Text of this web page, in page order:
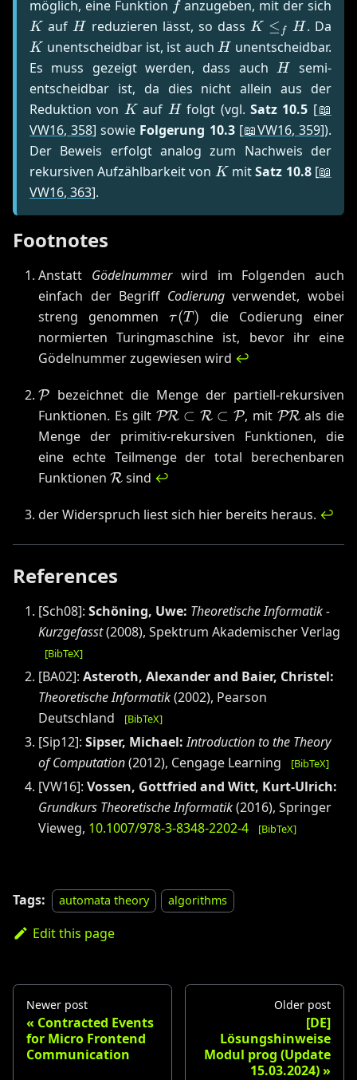
möglich, eine Funktion ffanzugeben, mit der sich
K aufH
H reduzieren lässt, so dassK
\leq_f
H
K ≤ f H . Da
K unentscheidbar ist, ist auchH
H unentscheidbar.
Es muss gezeigt werden, dass auchH
H
semi-
entscheidbar ist, da dies nicht allein aus der
Reduktion von K
K auf H
H folgt (vgl.Satz 10.5 [📖
VW16, 358] sowie Folgerung 10.3 [📖VW16, 359]).
Der Beweis erfolgt analog zum Nachweis der
rekursiven Aufzählbarkeit von K
KmitSatz 10.8 [📖
VW16, 363].
Footnotes
Anstatt Gödelnummerwird im Folgenden auch
einfach der Begriff Codierungverwendet, wobei
streng genommen\tau(T)
τ(T ) die Codierung einer
normierten Turingmaschine ist, bevor ihr eine
Gödelnummer zugewiesen wird ↩
\mathcal{P}
P
bezeichnet die Menge der partiell-rekursiven
Funktionen. Es gilt\mathcal{PR}
\subset
\mathcal{R}
\subset
\mathcal{P}
PR ⊂ R ⊂ P, mit PRals die
Menge der primitiv-rekursiven Funktionen, die
eine echte Teilmenge der total berechenbaren
Funktionen \mathcal{R}
R sind ↩
der Widerspruch liest sich hier bereits heraus. ↩
References
[Sch08]: Schöning, Uwe: Theoretische Informatik -
Kurzgefasst(2008), Spektrum Akademischer Verlag
[BibTeX]
[BA02]: Asteroth, Alexander and Baier, Christel:
Theoretische Informatik(2002), Pearson
Deutschland
[BibTeX]
[Sip12]: Sipser, Michael:Introduction to the Theory
of Computation(2012), Cengage Learning [BibTeX]
[VW16]: Vossen, Gottfried and Witt, Kurt-Ulrich:
Grundkurs Theoretische Informatik(2016), Springer
Vieweg, 10.1007/978-3-8348-2202-4 [BibTeX]
Tags: automata theory algorithms
Edit this page
Newer post
Contracted Events
for Micro Frontend
Communication
Older post
[DE]
Lösungshinweise
Modul prog (Update
15.03.2024)